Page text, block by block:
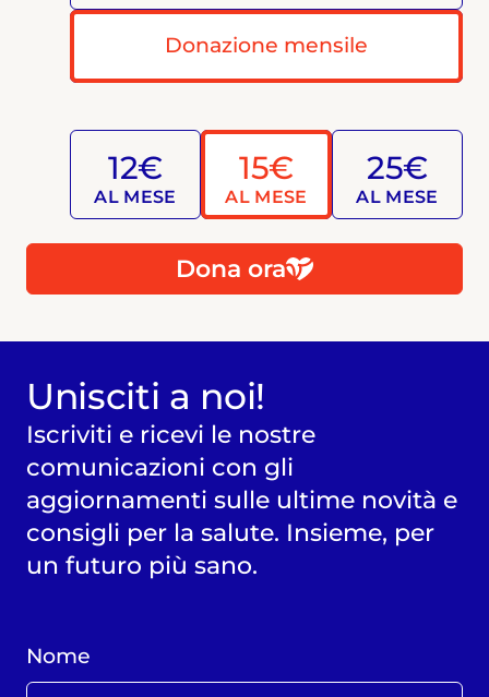
Donazione mensile
12€
AL MESE
15€
AL MESE
25€
AL MESE
Dona ora
Unisciti a noi!
Iscriviti e ricevi le nostre
comunicazioni con gli
aggiornamenti sulle ultime novità e
consigli per la salute. Insieme, per
un futuro più sano.
Nome